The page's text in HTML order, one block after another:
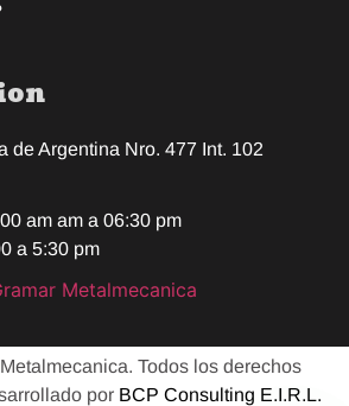
de Argentina Nro. 477 Int. 102
am am a 06:30 pm
a 5:30 pm
Todos los derechos
por BCP Consulting E.I.R.L.